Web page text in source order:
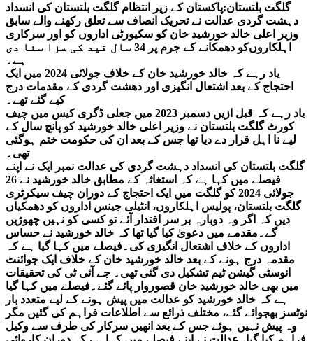
گلگت بلتستان:پاکستان کے زیر انتظام گلگت بلتستان کی انسداد
دہشت گردی عدالت نے تحریک انصاف سے تعلق رکھنے والے سابق
وزیر اعلی خالد خورشید خان کو سکیورٹی اداروں کو اور سرکاری
اہلکاروں‌کو دھمکانے کے جرم پر 34 سال قید کی سزا سنا دی
ہے۔
یاد رہے کہ خالد خورشید خان کے خلاف جولائی 2024 میں ایک
احتجاج کے بعد اشتعال انگیزی اور دھشت گردی کے مقدمات درج
کیے گئے تھے۔
یاد رہے کہ قبل ازیں دسمبر 2023 میں جعلی ڈگری کیس میں چیف
کورٹ گلگت بلتستان نے وزیر اعلی خالد خورشید کو پانچ سال کے
لیے نا اہل قرار دے دیا تھا جس کے بعد ان کی حکومت ختم ہوگئی
تھی۔
گلگت بلتستان کی انسداد دہشت گردی کی عدالت نمبر ایک نے اپنے
فیصلے میں کہا ہے کہ استغاثہ کے مطابق خالد خورشید نے 26
جولائی 2024 کو گلگت میں ایک احتجاج کے دوران چیف سیکرٹری
گلگت بلتستان، پولیس اہلکاروں، انٹیلی جینس اداروں کو دھمکیاں
دیں کہ اگر وہ دوبارہ بر سر اقتدار آئے تو کسی کو نہیں چھوڑیں
گے۔مقدمے میں دعویٰ کیا گیا تھا کہ خالد خورشید نے حساس
اداروں کے خلاف اشتعال انگیزی کی۔فیصلے میں کہا گیا ہے کہ
مقدمہ درج ہونے کے بعد خالد خورشید خان کے خلاف ایک جوائنٹ
انوسٹی گیشن ٹیم تشکیل دی گئی تھی۔ جے آئی ٹی کی تحقیقات
میں بھی خالد خورشید خان قصوروار پائے گئے۔فیصلے میں کہا گیا
ہے کہ خالد خورشید کو عدالت میں پیش ہونے کے لیے متعدد بار
نوٹسز بھجوائے گئے، مختلف ذرائع سے اطلاعات فراہم کی گئیں مگر
وہ پیش نہیں ہوئے جس کے بعد انھیں سرکار کی طرف سے وکیل